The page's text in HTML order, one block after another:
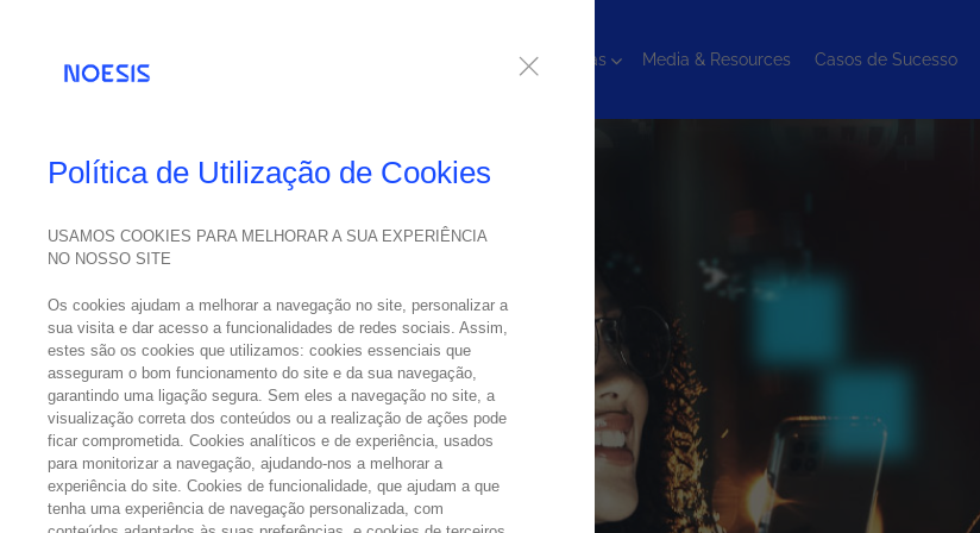
Tecnologias Media & Resources Casos de Sucesso
Política de Utilização de Cookies
USAMOS COOKIES PARA MELHORAR A SUA EXPERIÊNCIA
NO NOSSO SITE
Os cookies ajudam a melhorar a navegação no site, personalizar a
sua visita e dar acesso a funcionalidades de redes sociais. Assim,
estes são os cookies que utilizamos: cookies essenciais que
asseguram o bom funcionamento do site e da sua navegação,
garantindo uma ligação segura. Sem eles a navegação no site, a
visualização correta dos conteúdos ou a realização de ações pode
ficar comprometida. Cookies analíticos e de experiência, usados
para monitorizar a navegação, ajudando-nos a melhorar a
experiência do site. Cookies de funcionalidade, que ajudam a que
tenha uma experiência de navegação personalizada, com